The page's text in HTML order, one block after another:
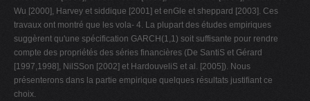
Wu [2000], Harvey et siddique [2001] et enGle et sheppard [2003]. Ces
travaux ont montré que les vola- 4. La plupart des études empiriques
suggèrent qu'une spécification GARCH(1,1) soit suffisante pour rendre
compte des propriétés des séries financières (De SantiS et Gérard
[1997,1998], NilSSon [2002] et HardouveliS et al. [2005]). Nous
présenterons dans la partie empirique quelques résultats justifiant ce
choix.